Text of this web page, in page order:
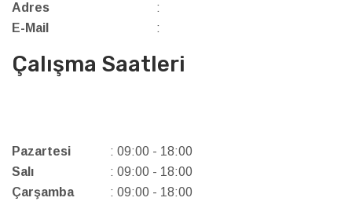
Adres
:
E-Mail
:
Çalışma Saatleri
Pazartesi
: 09:00 - 18:00
Salı
: 09:00 - 18:00
Çarşamba
: 09:00 - 18:00